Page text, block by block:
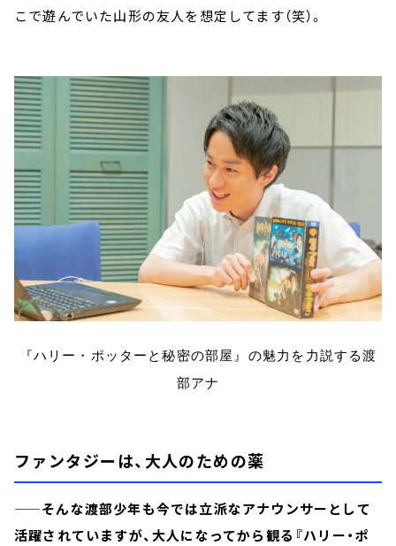
こで遊んでいた山形の友人を想定してます（笑）。
『ハリー・ポッターと秘密の部屋』の魅力を力説する渡
部アナ
ファンタジーは、大人のための薬
——そんな渡部少年も今では立派なアナウンサーとして
活躍されていますが、大人になってから観る『ハリー・ポ